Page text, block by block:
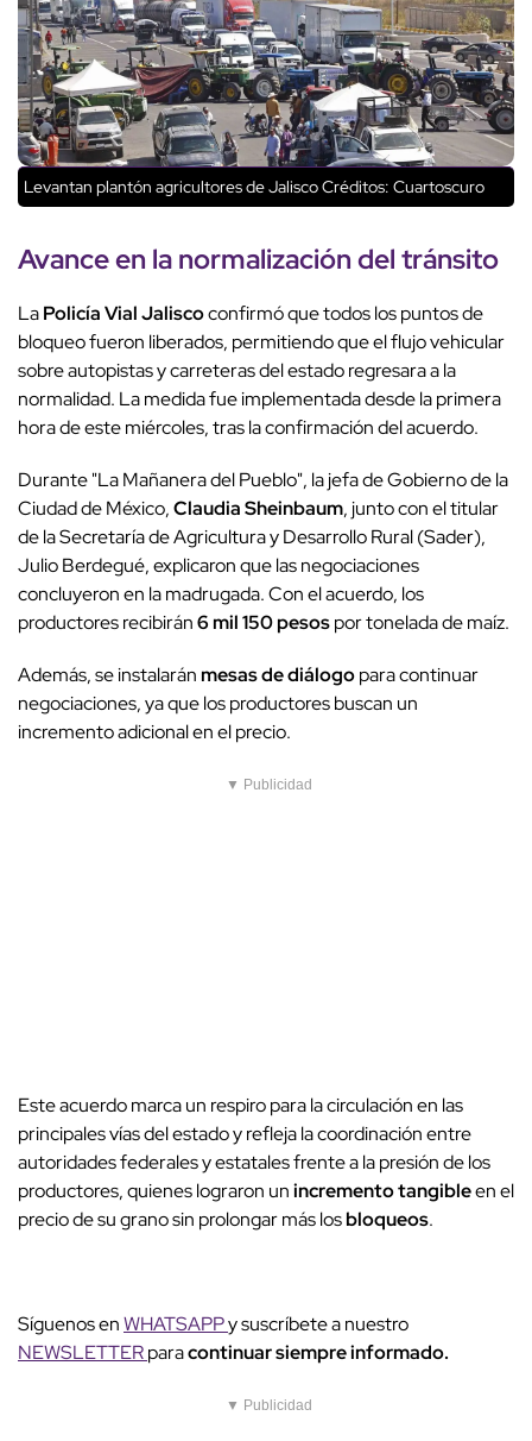
Levantan plantón agricultores de JaliscoCréditos: Cuartoscuro
Avance en la normalización del tránsito
LaPolicía Vial Jaliscoconfirmó que todos los puntos de
bloqueo fueron liberados, permitiendo que el flujo vehicular
sobre autopistas y carreteras del estado regresara a la
normalidad. La medida fue implementada desde la primera
hora de este miércoles, tras la confirmación del acuerdo.
Durante "La Mañanera del Pueblo", la jefa de Gobierno de la
Ciudad de México,Claudia Sheinbaum, junto con el titular
de la Secretaría de Agricultura y Desarrollo Rural (Sader),
Julio Berdegué, explicaron que las negociaciones
concluyeron en la madrugada. Con el acuerdo, los
productores recibirán6 mil 150 pesospor tonelada de maíz.
Además, se instalaránmesas de diálogopara continuar
negociaciones, ya que los productores buscan un
incremento adicional en el precio.
▼ Publicidad
Este acuerdo marca un respiro para la circulación en las
principales vías del estado y refleja la coordinación entre
autoridades federales y estatales frente a la presión de los
productores, quienes lograron unincremento tangibleen el
precio de su grano sin prolongar más losbloqueos.
Síguenos enWHATSAPPy suscríbete a nuestro
NEWSLETTERparacontinuar siempre informado.
▼ Publicidad